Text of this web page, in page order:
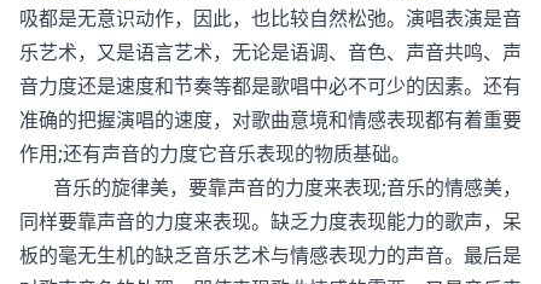
吸都是无意识动作，因此，也比较自然松弛。演唱表演是音
乐艺术，又是语言艺术，无论是语调、音色、声音共鸣、声
音力度还是速度和节奏等都是歌唱中必不可少的因素。还有
准确的把握演唱的速度，对歌曲意境和情感表现都有着重要
作用;还有声音的力度它音乐表现的物质基础。
音乐的旋律美，要靠声音的力度来表现;音乐的情感美，
同样要靠声音的力度来表现。缺乏力度表现能力的歌声，呆
板的毫无生机的缺乏音乐艺术与情感表现力的声音。最后是